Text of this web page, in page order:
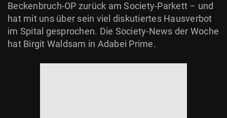
Beckenbruch-OP zurück am Society-Parkett – und
hat mit uns über sein viel diskutiertes Hausverbot
im Spital gesprochen. Die Society-News der Woche
hat Birgit Waldsam in Adabei Prime.